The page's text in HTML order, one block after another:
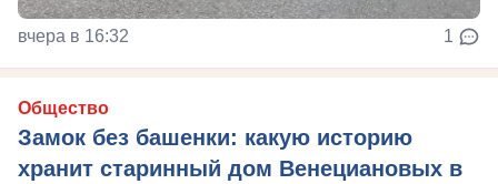
вчера в 16:32 1
Общество
Замок без башенки: какую историю
хранит старинный дом Венециановых в